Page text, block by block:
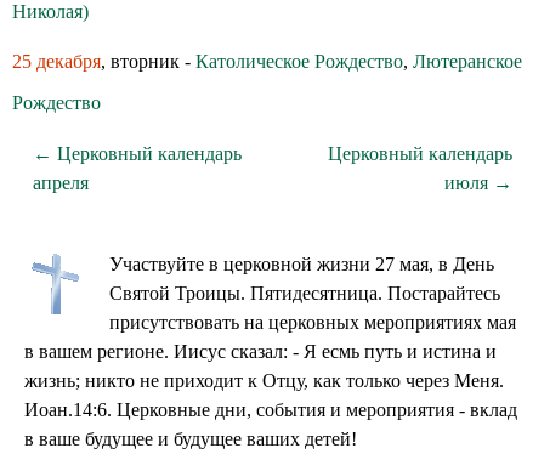
Николая)
25 декабря, вторник - Католическое Рождество, Лютеранское
Рождество
← Церковный календарь
апреля
Церковный календарь
июля →
Участвуйте в церковной жизни 27 мая, в День
Святой Троицы. Пятидесятница. Постарайтесь
присутствовать на церковных мероприятиях мая
в вашем регионе. Иисус сказал: - Я есмь путь и истина и
жизнь; никто не приходит к Отцу, как только через Меня.
Иоан.14:6. Церковные дни, события и мероприятия - вклад
в ваше будущее и будущее ваших детей!